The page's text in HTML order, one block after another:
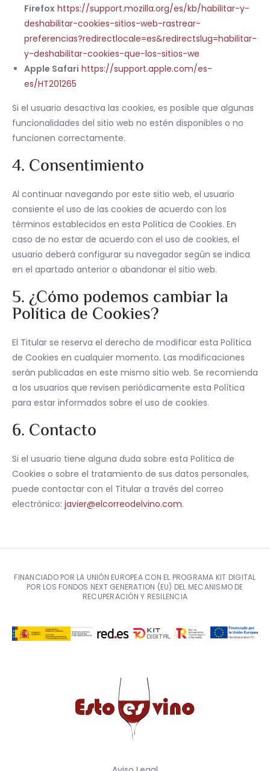
Firefox https://support.mozilla.org/es/kb/habilitar-y-
deshabilitar-cookies-sitios-web-rastrear-
preferencias?redirectlocale=es&redirectslug=habilitar-
y-deshabilitar-cookies-que-los-sitios-we
Apple Safari https://support.apple.com/es-
es/HT201265
Si el usuario desactiva las cookies, es posible que algunas
funcionalidades del sitio web no estén disponibles o no
funcionen correctamente.
4. Consentimiento
Al continuar navegando por este sitio web, el usuario
consiente el uso de las cookies de acuerdo con los
términos establecidos en esta Política de Cookies. En
caso de no estar de acuerdo con el uso de cookies, el
usuario deberá configurar su navegador según se indica
en el apartado anterior o abandonar el sitio web.
5. ¿Cómo podemos cambiar la
Política de Cookies?
El Titular se reserva el derecho de modificar esta Política
de Cookies en cualquier momento. Las modificaciones
serán publicadas en este mismo sitio web. Se recomienda
a los usuarios que revisen periódicamente esta Política
para estar informados sobre el uso de cookies.
6. Contacto
Si el usuario tiene alguna duda sobre esta Política de
Cookies o sobre el tratamiento de sus datos personales,
puede contactar con el Titular a través del correo
electrónico: javier@elcorreodelvino.com.
FINANCIADO POR LA UNIÓN EUROPEA CON EL PROGRAMA KIT DIGITAL
POR LOS FONDOS NEXT GENERATION (EU) DEL MECANISMO DE
RECUPERACIÓN Y RESILENCIA